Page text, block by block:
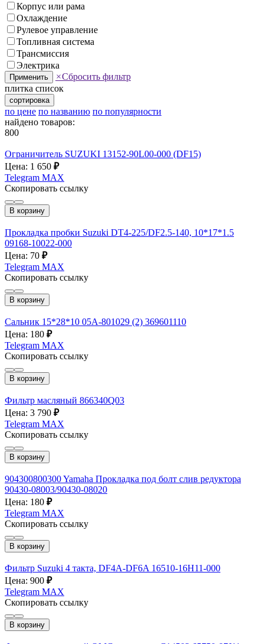
Корпус или рама
Охлаждение
Рулевое управление
Топливная система
Трансмиссия
Электрика
Применить ×Сбросить фильтр
плитка список
сортировка
по цене по названию по популярности
найдено товаров:
800
Ограничитель SUZUKI 13152-90L00-000 (DF15)
Цена: 1 650 ₽
Telegram MAX
Скопировать ссылку
В корзину
Прокладка пробки Suzuki DT4-225/DF2.5-140, 10*17*1.5
09168-10022-000
Цена: 70 ₽
Telegram MAX
Скопировать ссылку
В корзину
Сальник 15*28*10 05А-801029 (2) 369601110
Цена: 180 ₽
Telegram MAX
Скопировать ссылку
В корзину
Фильтр масляный 866340Q03
Цена: 3 790 ₽
Telegram MAX
Скопировать ссылку
В корзину
904300800300 Yamaha Прокладка под болт слив редуктора
90430-08003/90430-08020
Цена: 180 ₽
Telegram MAX
Скопировать ссылку
В корзину
Фильтр Suzuki 4 такта, DF4A-DF6A 16510-16H11-000
Цена: 900 ₽
Telegram MAX
Скопировать ссылку
В корзину